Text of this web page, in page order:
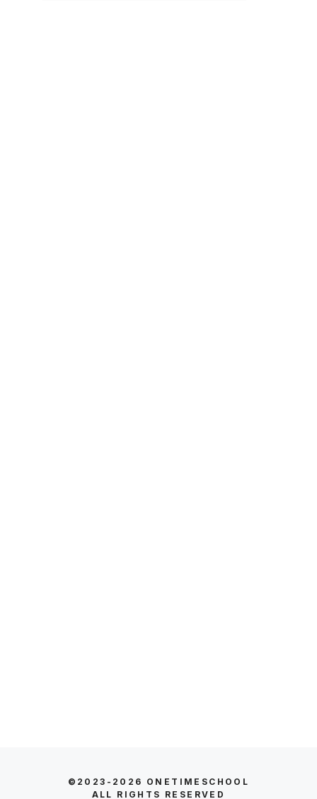
©2023-2026 ONETIMESCHOOL
ALL RIGHTS RESERVED